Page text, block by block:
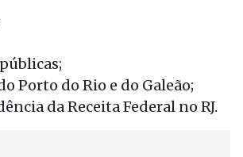
Porto do Rio e do Galeão;
da Receita Federal no RJ.